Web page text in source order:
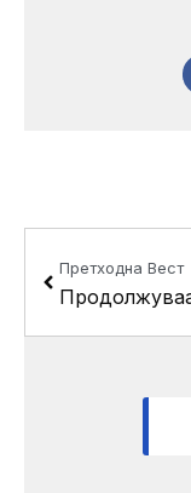
Претходна Вест